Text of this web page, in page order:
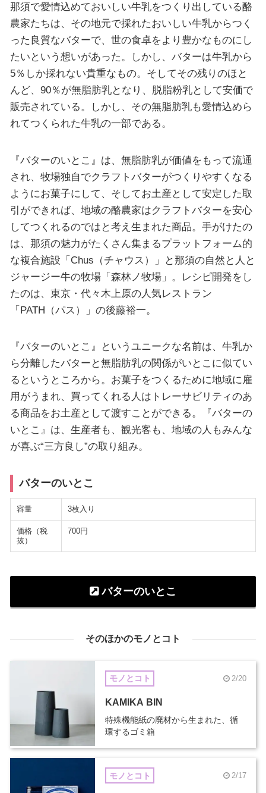
那須で愛情込めておいしい牛乳をつくり出している酪
農家たちは、その地元で採れたおいしい牛乳からつく
った良質なバターで、世の食卓をより豊かなものにし
たいという想いがあった。しかし、バターは牛乳から
5％しか採れない貴重なもの。そしてその残りのほと
んど、90％が無脂肪乳となり、脱脂粉乳として安価で
販売されている。しかし、その無脂肪乳も愛情込めら
れてつくられた牛乳の一部である。
『バターのいとこ』は、無脂肪乳が価値をもって流通
され、牧場独自でクラフトバターがつくりやすくなる
ようにお菓子にして、そしてお土産として安定した取
引ができれば、地域の酪農家はクラフトバターを安心
してつくれるのではと考え生まれた商品。手がけたの
は、那須の魅力がたくさん集まるプラットフォーム的
な複合施設「Chus（チャウス）」と那須の自然と人と
ジャージー牛の牧場「森林ノ牧場」。レシピ開発をし
たのは、東京・代々木上原の人気レストラン
「PATH（パス）」の後藤裕一。
『バターのいとこ』というユニークな名前は、牛乳か
ら分離したバターと無脂肪乳の関係がいとこに似てい
るというところから。お菓子をつくるために地域に雇
用がうまれ、買ってくれる人はトレーサビリティのあ
る商品をお土産として渡すことができる。『バターの
いとこ』は、生産者も、観光客も、地域の人もみんな
が喜ぶ“三方良し”の取り組み。
バターのいとこ
容量 3枚入り
価格（税
抜）
700円
バターのいとこ
そのほかのモノとコト
モノとコト 2/20
KAMIKA BIN
特殊機能紙の廃材から生まれた、循
環するゴミ箱
モノとコト 2/17